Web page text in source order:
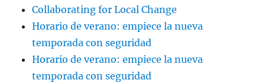
Collaborating for Local Change
Horario de verano: empiece la nueva
temporada con seguridad
Horario de verano: empiece la nueva
temporada con seguridad